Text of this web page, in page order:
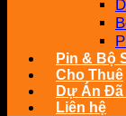
Pin & Bộ
Cho Thuê
Dự Án
Liên hệ